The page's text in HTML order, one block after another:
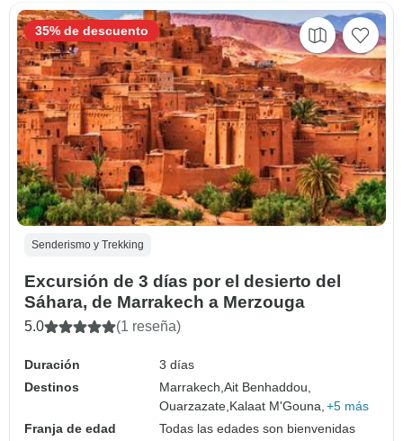
Senderismo y Trekking
Excursión de 3 días por el desierto del
Sáhara, de Marrakech a Merzouga
5.0 (1 reseña)
Duración
3 días
Destinos
Marrakech,Ait Benhaddou,
Ouarzazate, Kalaat M'Gouna, +5 más
Franja de edad
Todas las edades son bienvenidas
35% de descuento